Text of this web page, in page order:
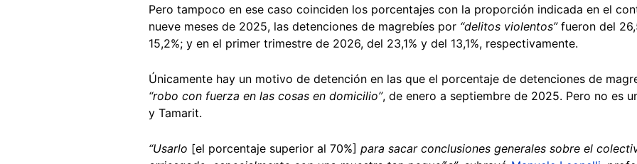
Pero tampoco en ese caso coinciden los porcentajes con la proporción indicada en el
nueve meses de 2025, las detenciones de magrebíes por “delitos violentos”fueron del
15,2%; y en el primer trimestre de 2026, del 23,1% y del 13,1%, respectivamente.
Únicamente hay un motivo de detención en las que el porcentaje de detenciones de
“robo con fuerza en las cosas en domicilio”, de enero a septiembre de 2025. Pero no es
y Tamarit.
“Usarlo [el porcentaje superior al 70%] para sacar conclusiones generales sobre el